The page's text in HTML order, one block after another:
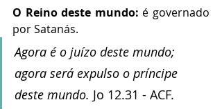
O Reino deste mundo: é governado
por Satanás.
Agora é o juízo deste mundo;
agora será expulso o príncipe
deste mundo. Jo 12.31 - ACF.